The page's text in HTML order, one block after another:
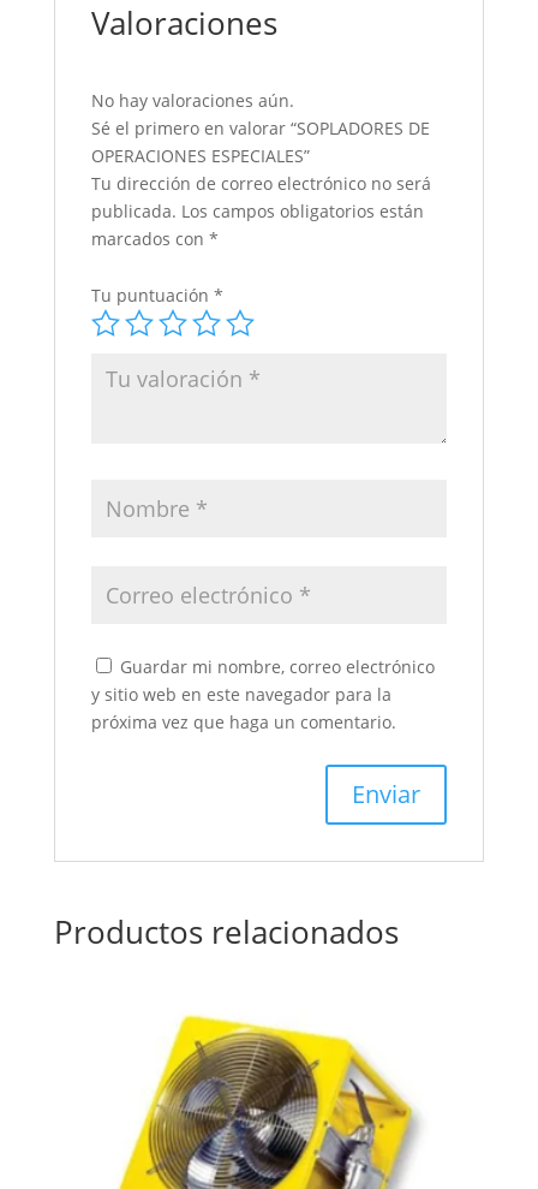
Valoraciones
No hay valoraciones aún.
Sé el primero en valorar “SOPLADORES DE
OPERACIONES ESPECIALES”
Tu dirección de correo electrónico no será
publicada. Los campos obligatorios están
marcados con *
Tu puntuación *
Guardar mi nombre, correo electrónico
y sitio web en este navegador para la
próxima vez que haga un comentario.
Productos relacionados